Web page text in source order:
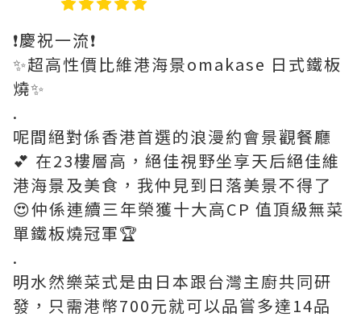
❗️慶祝一流❗️
✨超高性價比維港海景omakase 日式鐵板
燒✨
.
呢間絕對係香港首選的浪漫約會景觀餐廳
💕 在23樓層高，絕佳視野坐享天后絕佳維
港海景及美食，我仲見到日落美景不得了
😍仲係連續三年榮獲十大高CP 值頂級無菜
單鐵板燒冠軍🏆
.
明水然樂菜式是由日本跟台灣主廚共同研
發，只需港幣700元就可以品嘗多達14品